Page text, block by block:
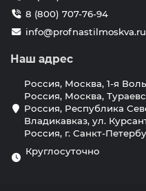
8 (800) 707-76-94
info@profnastilmoskva.ru
Наш адрес
Россия, Москва, 1-я
Россия, Москва,
Россия, Республика
Владикавказ, ул.
Россия, г. Санкт-
Круглосуточно